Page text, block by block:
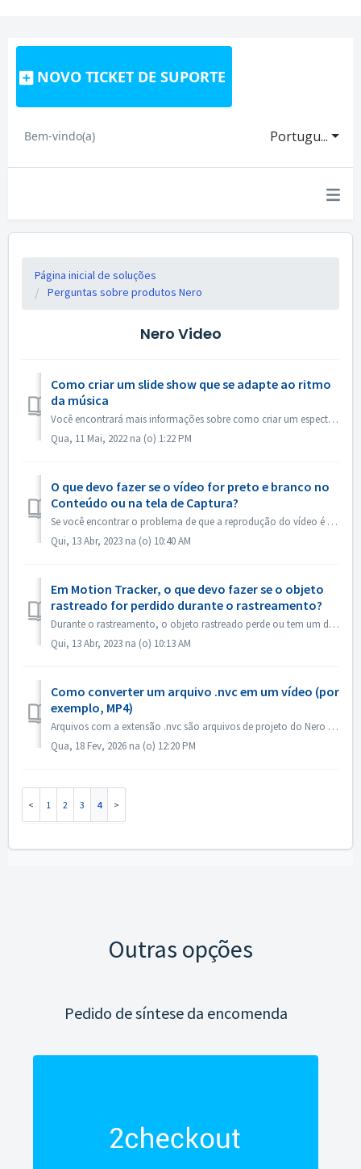
NOVO TICKET DE SUPORTE
Portugu...
Bem-vindo(a)
Página inicial de soluções
Perguntas sobre produtos Nero
Nero Video
Como criar um slide show que se adapte ao ritmo
da música
Você encontrará mais informações sobre como criar um espectáculo de maré de acordo com o ritmo da música no link a seguir: Como criar um show de slides de a...
Qua, 11 Mai, 2022 na (o) 1:22 PM
O que devo fazer se o vídeo for preto e branco no
Conteúdo ou na tela de Captura?
Se você encontrar o problema de que a reprodução do vídeo é em preto e branco, mas a exportação/queimadura está no sistema de janelas de atualização color，p...
Qui, 13 Abr, 2023 na (o) 10:40 AM
Em Motion Tracker, o que devo fazer se o objeto
rastreado for perdido durante o rastreamento?
Durante o rastreamento, o objeto rastreado perde ou tem um deslocamento, você pode "parar o rastreamento" imediatamente, clicar em "Zoom in&q...
Qui, 13 Abr, 2023 na (o) 10:13 AM
Como converter um arquivo .nvc em um vídeo (por
exemplo, MP4)
Arquivos com a extensão .nvc são arquivos de projeto do Nero Video, NÃO vídeos finalizados. Eles contêm instruções de edição e links para sua mídia de orige...
Qua, 18 Fev, 2026 na (o) 12:20 PM
1 2 3 4
Outras opções
Pedido de síntese da encomenda